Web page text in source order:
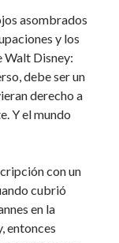
asombrados
y los
Walt Disney:
debe ser un
derecho a
Y el mundo
con un
cubrió
en la
entonces